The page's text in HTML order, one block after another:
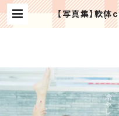
【写真集】
e |